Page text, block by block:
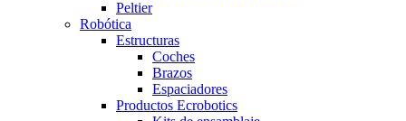
Peltier
Robótica
Estructuras
Coches
Brazos
Espaciadores
Productos Ecrobotics